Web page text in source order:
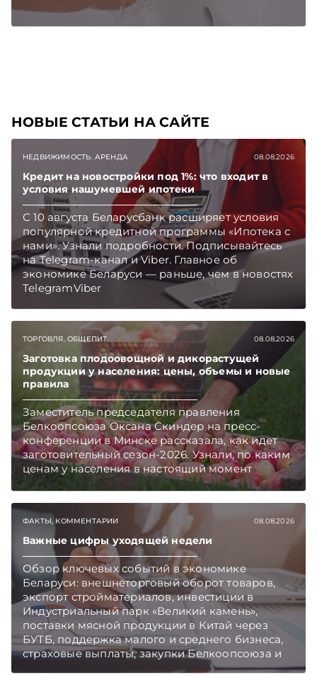
НОВЫЕ СТАТЬИ НА САЙТЕ
НЕДВИЖИМОСТЬ. АРЕНДА 08.08.2026
Кредит на новостройки под 1%: что входит в
условия нашумевшей ипотеки
С 10 августа Беларусбанк расширяет условия
популярной кредитной программы «Ипотека с
нами». Узнали подробности. Подписывайтесь
на Telegram‑канал и Viber. Главное об
экономике Беларуси — раньше, чем в новостях
TelegramViber
ТОРГОВЛЯ. ОБЩЕПИТ 08.08.2026
Заготовка плодоовощной и дикорастущей
продукции у населения: цены, объемы и новые
правила
Заместитель председателя правления
Белкоопсоюза Оксана Скиндер на пресс-
конференции в Минске рассказала, как идет
заготовительный сезон-2026. Узнали, по каким
ценам у населения в настоящий момент
закупают продукцию, сколько
как изменились правила игры в текущем году.
Подписывайтесь на Telegram‑канал и Viber.
Главное об экономике Беларуси — раньше,
чем в новостях TelegramViber
ФАКТЫ, КОММЕНТАРИИ 08.08.2026
Важные цифры уходящей недели
Обзор ключевых событий в экономике
Беларуси: внешнеторговый оборот товаров,
экспорт стройматериалов, инвестиции в
Индустриальный парк «Великий камень»,
поставки мясной продукции в Китай через
БУТБ, поддержка малого и среднего бизнеса,
страховые выплаты, закупки Белкоопсоюза и
рост продаж новых автомобилей.